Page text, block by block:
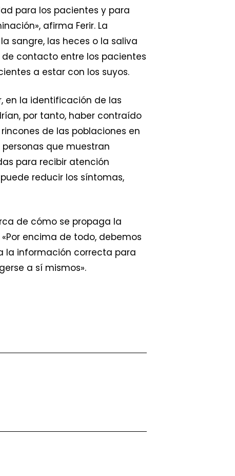
para los pacientes y para
afirma Ferir. La
sangre, las heces o la saliva
contacto entre los pacientes
a estar con los suyos.
en la identificación de las
por tanto, haber contraído
de las poblaciones en
que muestran
para recibir atención
reducir los síntomas,
de cómo se propaga la
encima de todo, debemos
la información correcta para
a sí mismos».